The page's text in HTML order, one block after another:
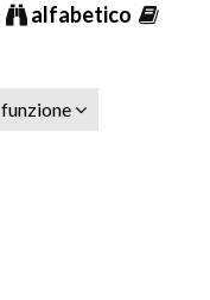
alfabetico
funzione